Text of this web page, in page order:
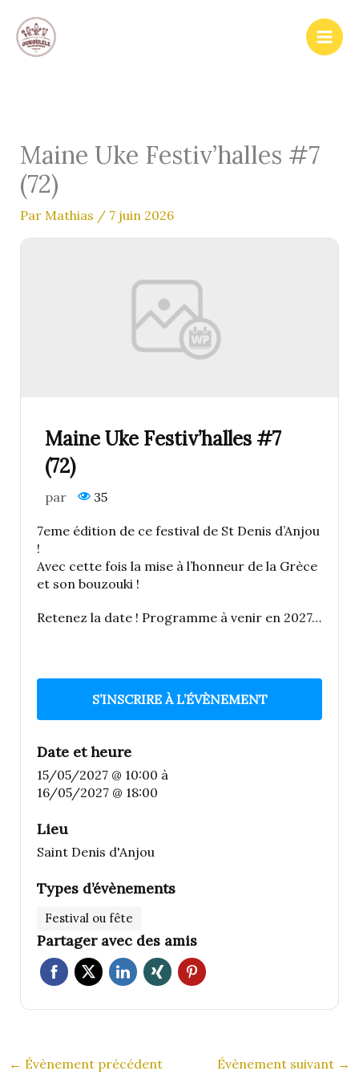
contenu
Maine Uke Festiv’halles #7
(72)
Par Mathias / 7 juin 2026
Maine Uke Festiv’halles #7
(72)
par 35
7eme édition de ce festival de St Denis d’Anjou
!
Avec cette fois la mise à l’honneur de la Grèce
et son bouzouki !
Retenez la date ! Programme à venir en 2027…
S’INSCRIRE À L’ÉVÈNEMENT
Date et heure
15/05/2027 @ 10:00 à
16/05/2027 @ 18:00
Lieu
Saint Denis d'Anjou
Types d’évènements
Festival ou fête
Partager avec des amis
← Évènement précédent Évènement suivant →